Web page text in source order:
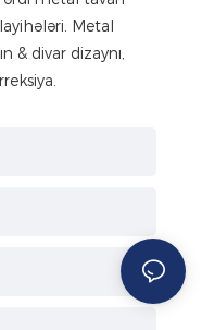
Metal
& divar dizaynı,